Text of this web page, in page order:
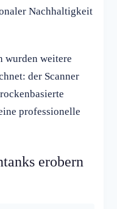
Nachhaltigkeit
wurden weitere
der Scanner
professionelle
erobern